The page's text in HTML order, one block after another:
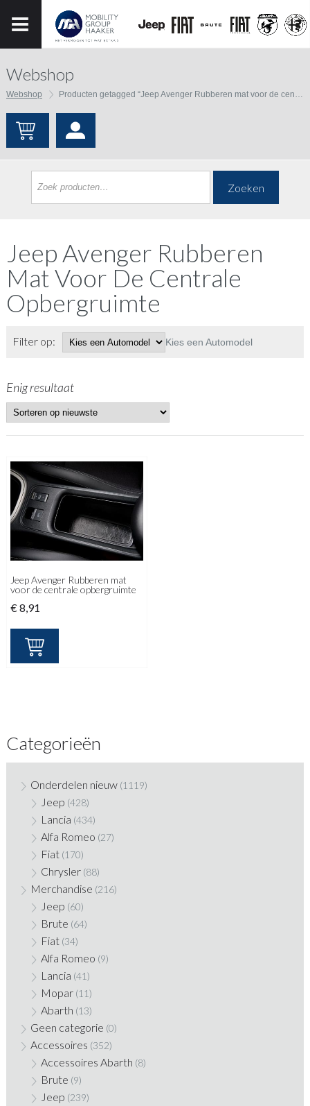
Webshop
Webshop Producten getagged “Jeep Avenger Rubberen mat voor de centrale opbergruimte”
Zoeken
Jeep Avenger Rubberen
Mat Voor De Centrale
Opbergruimte
Filter op: Kies een Automodel
Enig resultaat
Jeep Avenger Rubberen mat
voor de centrale opbergruimte
€8,91
Categorieën
Onderdelen nieuw (1119)
Jeep (428)
Lancia (434)
Alfa Romeo (27)
Fiat (170)
Chrysler (88)
Merchandise (216)
Jeep (60)
Brute (64)
Fiat (34)
Alfa Romeo (9)
Lancia (41)
Mopar (11)
Abarth (13)
Geen categorie (0)
Accessoires (352)
Accessoires Abarth (8)
Brute (9)
Jeep (239)